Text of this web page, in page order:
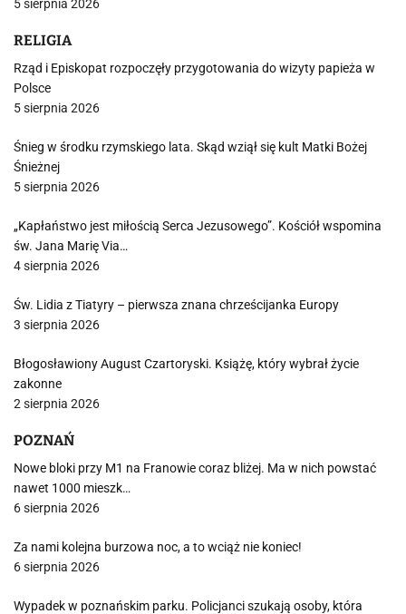
5 sierpnia 2026
RELIGIA
Rząd i Episkopat rozpoczęły przygotowania do wizyty papieża w
Polsce
5 sierpnia 2026
Śnieg w środku rzymskiego lata. Skąd wziął się kult Matki Bożej
Śnieżnej
5 sierpnia 2026
„Kapłaństwo jest miłością Serca Jezusowego”. Kościół wspomina
św. Jana Marię Via…
4 sierpnia 2026
Św. Lidia z Tiatyry – pierwsza znana chrześcijanka Europy
3 sierpnia 2026
Błogosławiony August Czartoryski. Książę, który wybrał życie
zakonne
2 sierpnia 2026
POZNAŃ
Nowe bloki przy M1 na Franowie coraz bliżej. Ma w nich powstać
nawet 1000 mieszk…
6 sierpnia 2026
Za nami kolejna burzowa noc, a to wciąż nie koniec!
6 sierpnia 2026
Wypadek w poznańskim parku. Policjanci szukają osoby, która